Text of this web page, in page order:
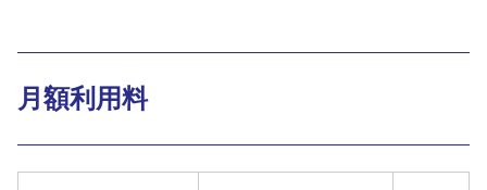
月額利用料